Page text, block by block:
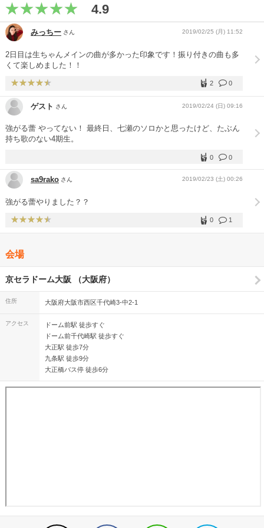
4.9
みっちー さん 2019/02/25 (月) 11:52
2日目は生ちゃんメインの曲が多かった印象です！振り付きの曲も多
くて楽しめました！！
0
2
ゲスト さん 2019/02/24 (日) 09:16
強がる蕾 やってない！ 最終日、七瀬のソロかと思ったけど、たぶん
持ち歌のない4期生。
0
0
sa9rako さん 2019/02/23 (土) 00:26
強がる蕾やりました？？
1
0
会場
京セラドーム大阪 （大阪府）
住所 大阪府大阪市西区千代崎3-中2-1
アクセス
ドーム前駅 徒歩すぐ
ドーム前千代崎駅 徒歩すぐ
大正駅 徒歩7分
九条駅 徒歩9分
大正橋バス停 徒歩6分